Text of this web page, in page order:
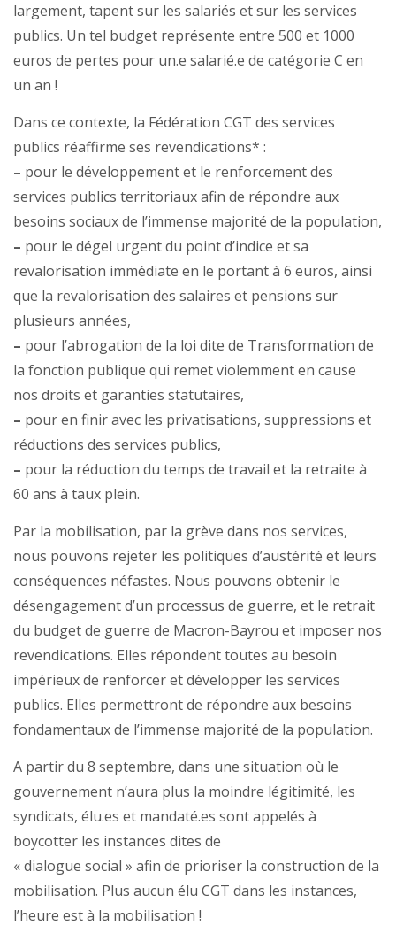
largement, tapent sur les salariés et sur les services
publics. Un tel budget représente entre 500 et 1000
euros de pertes pour un.e salarié.e de catégorie C en
un an !
Dans ce contexte, la Fédération CGT des services
publics réaffirme ses revendications* :
– pour le développement et le renforcement des
services publics territoriaux afin de répondre aux
besoins sociaux de l’immense majorité de la population,
– pour le dégel urgent du point d’indice et sa
revalorisation immédiate en le portant à 6 euros, ainsi
que la revalorisation des salaires et pensions sur
plusieurs années,
– pour l’abrogation de la loi dite de Transformation de
la fonction publique qui remet violemment en cause
nos droits et garanties statutaires,
– pour en finir avec les privatisations, suppressions et
réductions des services publics,
– pour la réduction du temps de travail et la retraite à
60 ans à taux plein.
Par la mobilisation, par la grève dans nos services,
nous pouvons rejeter les politiques d’austérité et leurs
conséquences néfastes. Nous pouvons obtenir le
désengagement d’un processus de guerre, et le retrait
du budget de guerre de Macron-Bayrou et imposer nos
revendications. Elles répondent toutes au besoin
impérieux de renforcer et développer les services
publics. Elles permettront de répondre aux besoins
fondamentaux de l’immense majorité de la population.
A partir du 8 septembre, dans une situation où le
gouvernement n’aura plus la moindre légitimité, les
syndicats, élu.es et mandaté.es sont appelés à
boycotter les instances dites de
« dialogue social » afin de prioriser la construction de la
mobilisation. Plus aucun élu CGT dans les instances,
l’heure est à la mobilisation !